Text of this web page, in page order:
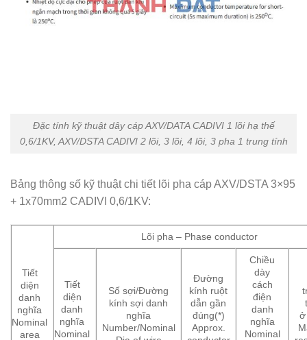
Đặc tính kỹ thuật dây cáp AXV/DATA CADIVI 1 lõi hạ thế
0,6/1KV, AXV/DSTA CADIVI 2 lõi, 3 lõi, 4 lõi, 3 pha 1 trung tính
Bảng thông số kỹ thuật chi tiết lõi pha cáp AXV/DSTA 3×95
+ 1x70mm2 CADIVI 0,6/1KV:
Tiết
diện
danh
nghĩa
Nominal
area
Lõi pha – Phase conductor
Tiết
diện
danh
nghĩa
Nominal
Số sợi/Đường
kính sợi danh
nghĩa
Number/Nominal
Đường
kính ruột
dẫn gần
đúng(*)
Approx.
Chiều
dày
cách
điện
danh
nghĩa
Nominal
ở